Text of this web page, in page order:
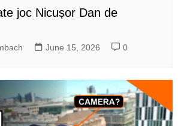
joc Nicușor Dan de
June 15, 2026 0